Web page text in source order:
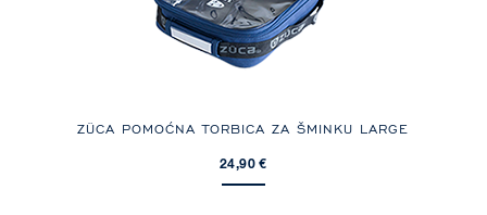
ZÜCA POMOĆNA TORBICA ZA ŠMINKU LARGE
24,90 €